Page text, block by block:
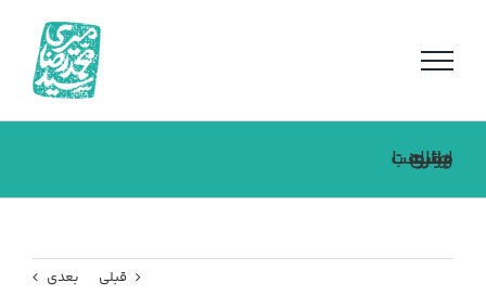
جلسه با معاونت هنری وزارت ارشاد
قبلی بعدی